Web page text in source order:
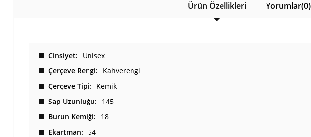
Ürün Özellikleri Yorumlar(0)
Cinsiyet
Unisex
Çerçeve Rengi
Kahverengi
Çerçeve Tipi
Kemik
Sap Uzunluğu
145
Burun Kemiği
18
Ekartman
54